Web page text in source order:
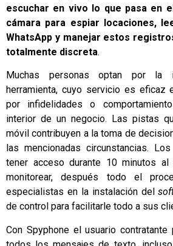
escuchar en vivo lo que pasa en
cámara para espiar locaciones,
WhatsApp y manejar estos
totalmente discreta.
Muchas personas optan por la
herramienta, cuyo servicio es eficaz
por infidelidades o
interior de un negocio. Las pistas
móvil contribuyen a la toma de
las mencionadas circunstancias.
tener acceso durante 10 minutos
monitorear, después todo el
especialistas en la instalación del
de control para facilitarle todo a sus
Con Spyphone el usuario